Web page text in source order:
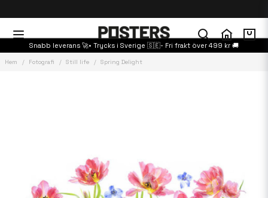
Snabb leverans 🚀• Trycks i Sverige 🇸🇪- Fri frakt över 499 kr 🚚
Hem Fotografi Still life Spring Delight